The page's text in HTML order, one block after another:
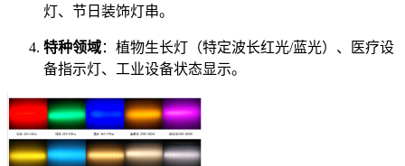
灯、节日装饰灯串。
特种领域：植物生长灯（特定波长红光/蓝光）、医疗设
备指示灯、工业设备状态显示。